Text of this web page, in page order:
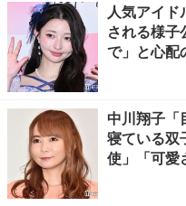
人気アイド
される様
で」と心配
中川翔子「
寝ている双
使」「可愛